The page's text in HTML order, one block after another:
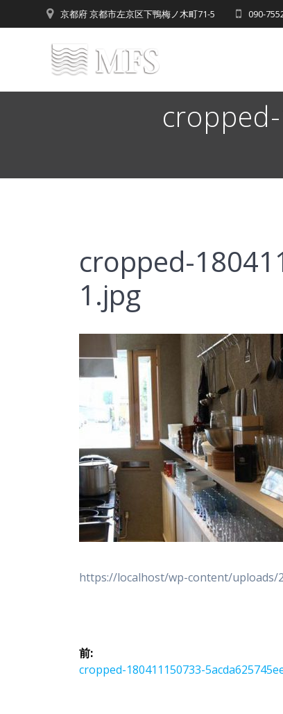
to
京都府 京都市左京区下鴨梅ノ木町71-5 090-
cropped-
1.jpg
https://localhost/wp-content/uploads/
投
稿
前:
前
cropped-180411150733-